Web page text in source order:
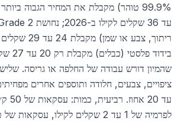
ריתוך, צבע או
בידוד
שהמיון דורש עבודה של החלפה או גריסה.
עד
לפרמיה של 1 עד 2 שקלים לקילו,